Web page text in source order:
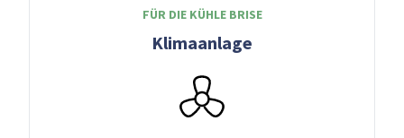
FÜR DIE KÜHLE BRISE
Klimaanlage